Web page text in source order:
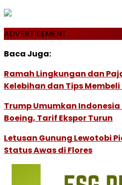
ADVERTISEMENT
Baca Juga:
Ramah Lingkungan dan
Kelebihan dan Tips
Trump Umumkan Indonesia
Boeing, Tarif Ekspor Turun
Letusan Gunung Lewotobi
Status Awas di Flores